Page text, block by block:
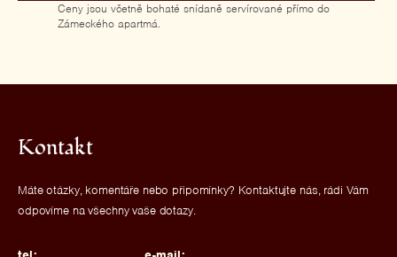
Ceny jsou včetně bohaté snídaně servírované přímo do
Zámeckého apartmá.
Kontakt
Máte otázky, komentáře nebo připomínky? Kontaktujte nás, rádi Vám
odpovíme na všechny vaše dotazy.